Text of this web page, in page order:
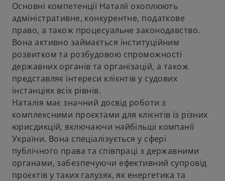
Основні компетенції Наталії охоплюють
адміністративне, конкурентне, податкове
право, а також процесуальне законодавство.
Вона активно займається інституційним
розвитком та розбудовою спроможності
державних органів та організацій, а також
представляє інтереси клієнтів у судових
інстанціях всіх рівнів.
Наталія має значний досвід роботи з
комплексними проєктами для клієнтів із різних
юрисдикцій, включаючи найбільші компанії
України. Вона спеціалізується у сфері
публічного права та співпраці з державними
органами, забезпечуючи ефективний супровід
проєктів у таких галузях, як енергетика та